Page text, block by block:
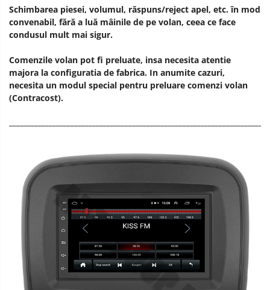
Schimbarea piesei, volumul, răspuns/reject apel, etc. în mod
convenabil, fără a luă mâinile de pe volan, ceea ce face
condusul mult mai sigur.
Comenzile volan pot fi preluate, insa necesita atentie
majora la configuratia de fabrica. In anumite cazuri,
necesita un modul special pentru preluare comenzi volan
(Contracost).